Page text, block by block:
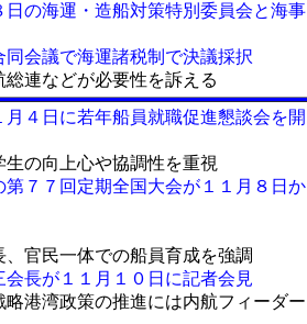
日の海運・造船対策特別委員会と海事
会議で海運諸税制で決議採択
総連などが必要性を訴える
月４日に若年船員就職促進懇談会を開
生の向上心や協調性を重視
第７７回定期全国大会が１１月８日か
、官民一体での船員育成を強調
会長が１１月１０日に記者会見
略港湾政策の推進には内航フィーダー